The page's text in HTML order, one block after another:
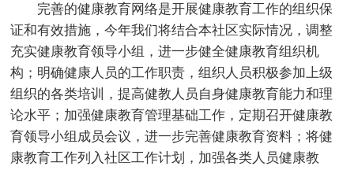
完善的健康教育网络是开展健康教育工作的组织保
证和有效措施，今年我们将结合本社区实际情况，调整
充实健康教育领导小组，进一步健全健康教育组织机
构；明确健康人员的工作职责，组织人员积极参加上级
组织的各类培训，提高健教人员自身健康教育能力和理
论水平；加强健康教育管理基础工作，定期召开健康教
育领导小组成员会议，进一步完善健康教育资料；将健
康教育工作列入社区工作计划，加强各类人员健康教